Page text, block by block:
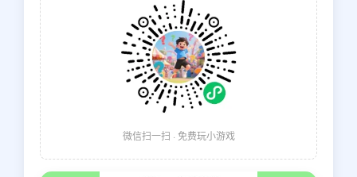
微信扫一扫 · 免费玩小游戏